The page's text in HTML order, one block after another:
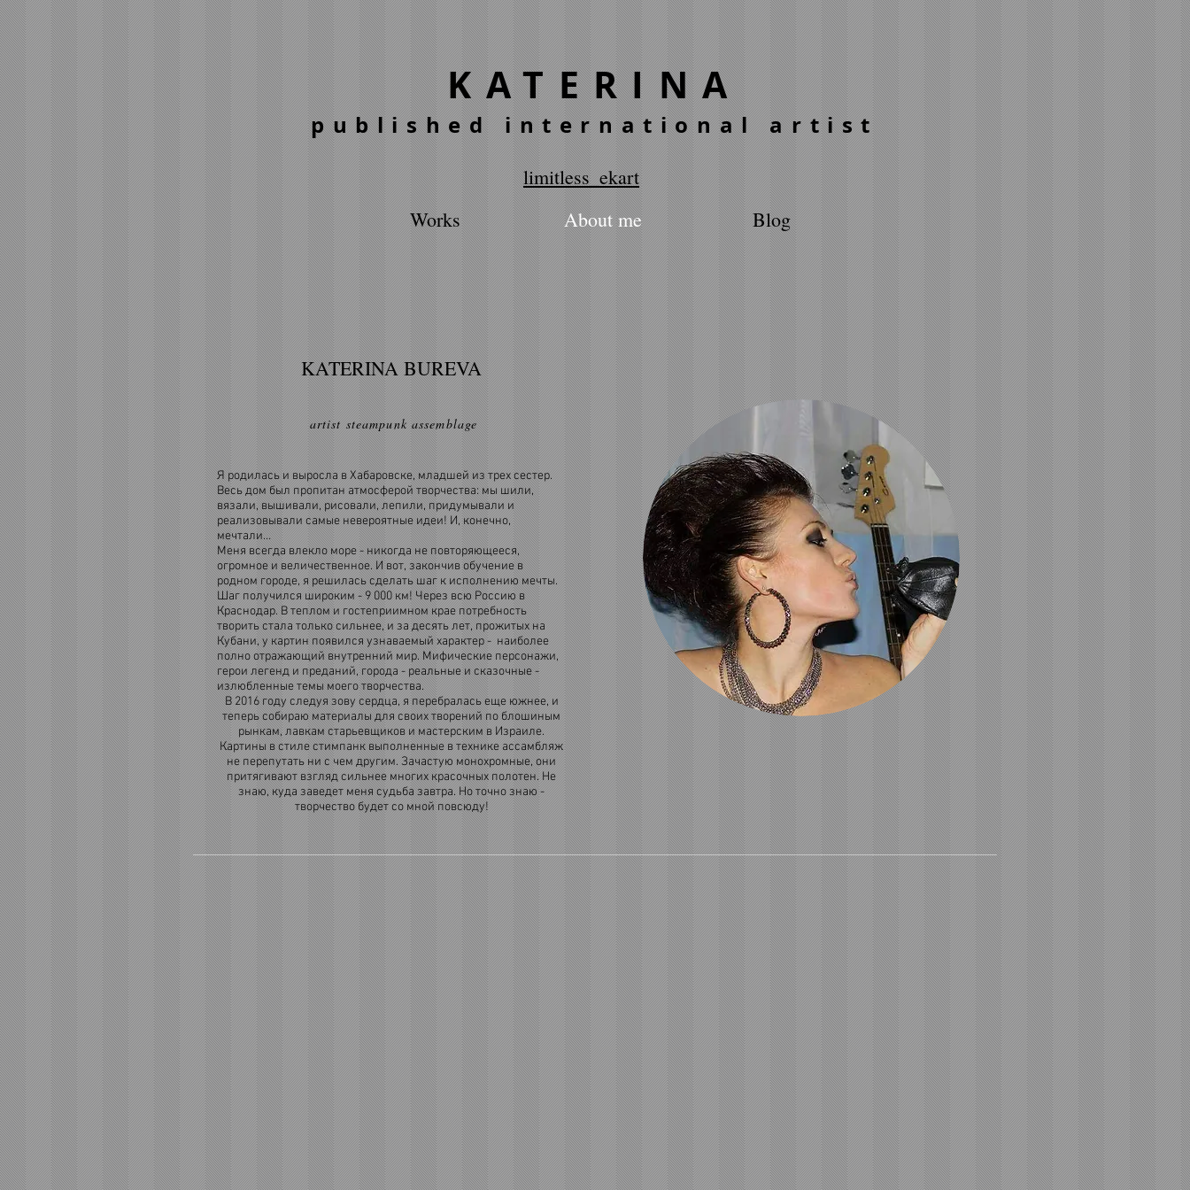
KATERINA
published international artist
limitless_ekart
Works
About me Blog
KATERINA BUREVA
artist steampunk assemblage
Я родилась и выросла в Хабаровске, младшей из трех сестер.
Весь дом был пропитан атмосферой творчества: мы шили,
вязали, вышивали, рисовали, лепили, придумывали и
реализовывали самые невероятные идеи! И, конечно,
мечтали…
Меня всегда влекло море - никогда не повторяющееся,
огромное и величественное. И вот, закончив обучение в
родном городе, я решилась сделать шаг к исполнению мечты.
Шаг получился широким - 9 000 км! Через всю Россию в
Краснодар. В теплом и гостеприимном крае потребность
творить стала только сильнее, и за десять лет, прожитых на
Кубани, у картин появился узнаваемый характер - наиболее
полно отражающий внутренний мир. Мифические персонажи,
герои легенд и преданий, города - реальные и сказочные -
излюбленные темы моего творчества.
В 2016 году следуя зову сердца, я перебралась еще южнее, и
теперь собираю материалы для своих творений по блошиным
рынкам, лавкам старьевщиков и мастерским в Израиле.
Картины в стиле стимпанк выполненные в технике ассамбляж
не перепутать ни с чем другим. Зачастую монохромные, они
притягивают взгляд сильнее многих красочных полотен. Не
знаю, куда заведет меня судьба завтра. Но точно знаю -
творчество будет со мной повсюду!